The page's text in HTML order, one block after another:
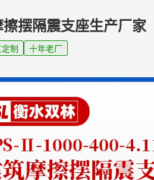
擦摆隔震支座生产厂家
制 十年老厂